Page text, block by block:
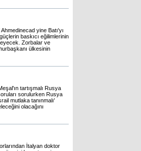
yine Batı'yı
baskıcı eğilimlerinin
Zorbalar ve
ülkesinin
tartışmalı Rusya
sorulurken Rusya
mutlaka tanınmalı'
olacağını
İtalyan doktor